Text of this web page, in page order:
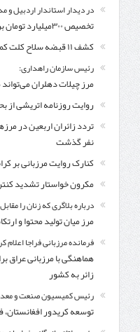
در دیدار استاندار اردبیل
تخصیص ۳۰۰میلیارد تومان برای تکمیل بزرگراه اردبیل-سرچم
کشف ۱۱ قبضه سلاح کلت کمری توسط مرزبانان هنگ مرزی ارومیه
رئیس سازمان راهداری:
مرز چیلات دهلران
روایت روزنامه اتریشی از
نفر گذشت
کنارک روایت مرزبانی بر
مکرون خواستار تشدید
درباره بلاگری که زنان را
مرز میان تولید محتوا و
فرمانده مرزبانی فراجا اعلام
هماهنگی با مرزبانی
زائر به کشور
رئیس کمیسیون صنعت و معدن
توسعه کریدور